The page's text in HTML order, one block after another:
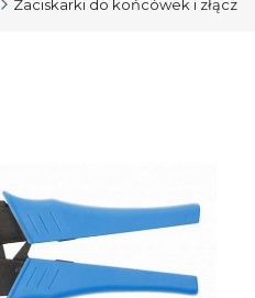
Zaciskarki do końcówek i złącz